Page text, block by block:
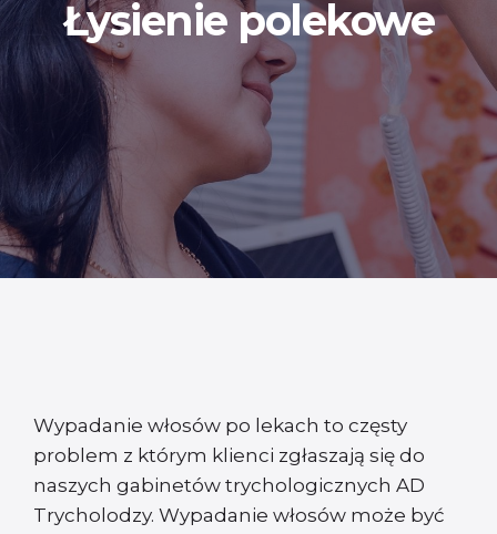
Łysienie polekowe
Wypadanie włosów po lekach to częsty
problem z którym klienci zgłaszają się do
naszych gabinetów trychologicznych AD
Trycholodzy. Wypadanie włosów może być